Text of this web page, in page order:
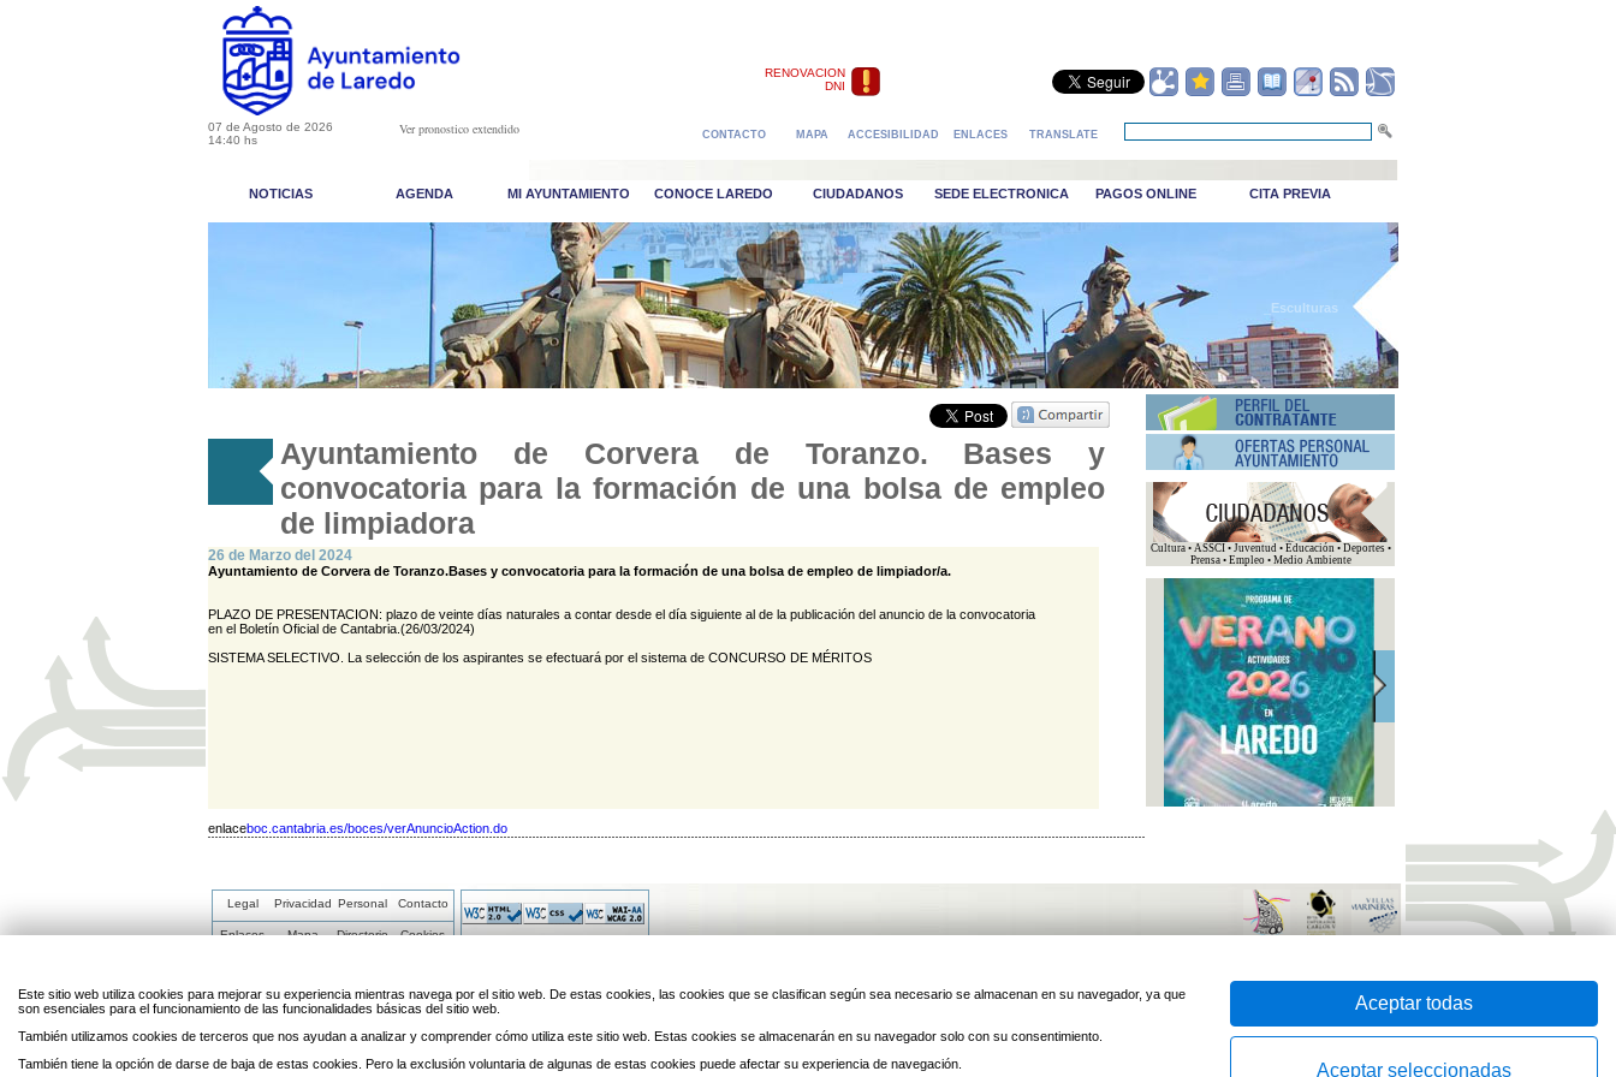
RENOVACION
DNI
07 de Agosto de 2026
14:40 hs
Ver pronostico extendido CONTACTO MAPA ACCESIBILIDAD ENLACES TRANSLATE
NOTICIAS AGENDA MI AYUNTAMIENTO CONOCE LAREDO CIUDADANOS SEDE ELECTRONICA PAGOS ONLINE CITA PREVIA
_Esculturas
Ayuntamiento de Corvera de Toranzo. Bases y
convocatoria para la formación de una bolsa de empleo
de limpiadora
26 de Marzo del 2024
Ayuntamiento de Corvera de Toranzo.Bases y convocatoria para la formación de una bolsa de empleo de limpiador/a.
PLAZO DE PRESENTACION: plazo de veinte días naturales a contar desde el día siguiente al de la publicación del anuncio de la convocatoria
en el Boletín Oficial de Cantabria.(26/03/2024)
SISTEMA SELECTIVO. La selección de los aspirantes se efectuará por el sistema de CONCURSO DE MÉRITOS
enlaceboc.cantabria.es/boces/verAnuncioAction.do
Cultura • ASSCI • Juventud • Educación • Deportes •
Prensa • Empleo • Medio Ambiente
Legal Privacidad Personal Contacto
Enlaces Mapa Directorio Cookies
Desarrollado por
Este sitio web utiliza cookies para mejorar su experiencia mientras navega por el sitio web. De estas cookies, las cookies que se clasifican según sea necesario se almacenan en su navegador, ya que
son esenciales para el funcionamiento de las funcionalidades básicas del sitio web.
También utilizamos cookies de terceros que nos ayudan a analizar y comprender cómo utiliza este sitio web. Estas cookies se almacenarán en su navegador solo con su consentimiento.
También tiene la opción de darse de baja de estas cookies. Pero la exclusión voluntaria de algunas de estas cookies puede afectar su experiencia de navegación.
Aceptar todas
Aceptar seleccionadas